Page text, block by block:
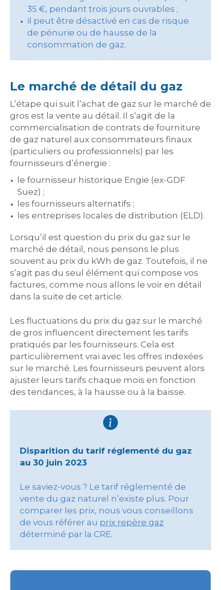
35 €, pendant trois jours ouvrables ;
il peut être désactivé en cas de risque
de pénurie ou de hausse de la
consommation de gaz.
Le marché de détail du gaz
L’étape qui suit l’achat de gaz sur le marché de
gros est la vente au détail. Il s’agit de la
commercialisation de contrats de fourniture
de gaz naturel aux consommateurs finaux
(particuliers ou professionnels) par les
fournisseurs d’énergie :
le fournisseur historique Engie (ex-GDF
Suez) ;
les fournisseurs alternatifs ;
les entreprises locales de distribution (ELD).
Lorsqu’il est question du prix du gaz sur le
marché de détail, nous pensons le plus
souvent au prix du kWh de gaz. Toutefois, il ne
s’agit pas du seul élément qui compose vos
factures, comme nous allons le voir en détail
dans la suite de cet article.
Les fluctuations du prix du gaz sur le marché
de gros influencent directement les tarifs
pratiqués par les fournisseurs. Cela est
particulièrement vrai avec les offres indexées
sur le marché. Les fournisseurs peuvent alors
ajuster leurs tarifs chaque mois en fonction
des tendances, à la hausse ou à la baisse.
Disparition du tarif réglementé du gaz
au 30 juin 2023
Le saviez-vous ? Le tarif réglementé de
vente du gaz naturel n’existe plus. Pour
comparer les prix, nous vous conseillons
de vous référer au prix repère gaz
déterminé par la CRE.